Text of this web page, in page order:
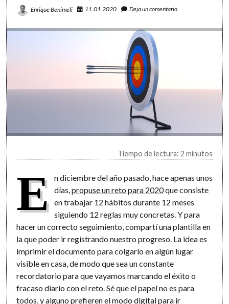
Enrique Benimeli 11.01.2020 Deja un comentario
Tiempo de lectura: 2 minutos
E n diciembre del año pasado, hace apenas unos
días,propuse un reto para 2020que consiste
en trabajar 12 hábitos durante 12 meses
siguiendo 12 reglas muy concretas. Y para
hacer un correcto seguimiento, compartí una plantilla en
la que poder ir registrando nuestro progreso. La idea es
imprimir el documento para colgarlo en algún lugar
visible en casa, de modo que sea un constante
recordatorio para que vayamos marcando el éxito o
fracaso diario con el reto. Sé que el papel no es para
todos, y alguno prefieren el modo digital para ir